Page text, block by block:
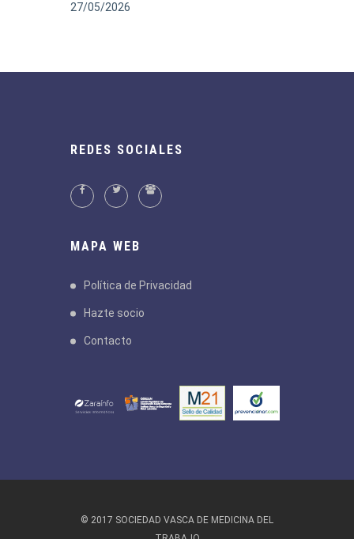
27/05/2026
REDES SOCIALES
MAPA WEB
Política de Privacidad
Hazte socio
Contacto
© 2017 SOCIEDAD VASCA DE MEDICINA DEL